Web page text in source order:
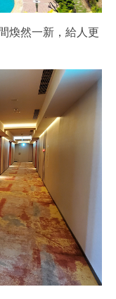
煥然一新，給人更